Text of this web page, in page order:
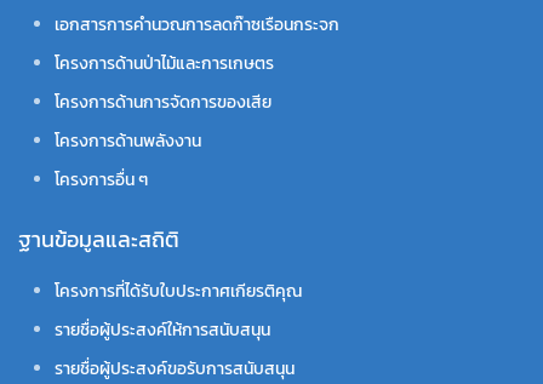
เอกสารการคำนวณการลดก๊าซเรือนกระจก
โครงการด้านป่าไม้และการเกษตร
โครงการด้านการจัดการของเสีย
โครงการด้านพลังงาน
โครงการอื่น ๆ
ฐานข้อมูลและสถิติ
โครงการที่ได้รับใบประกาศเกียรติคุณ
รายชื่อผู้ประสงค์ให้การสนับสนุน
รายชื่อผู้ประสงค์ขอรับการสนับสนุน